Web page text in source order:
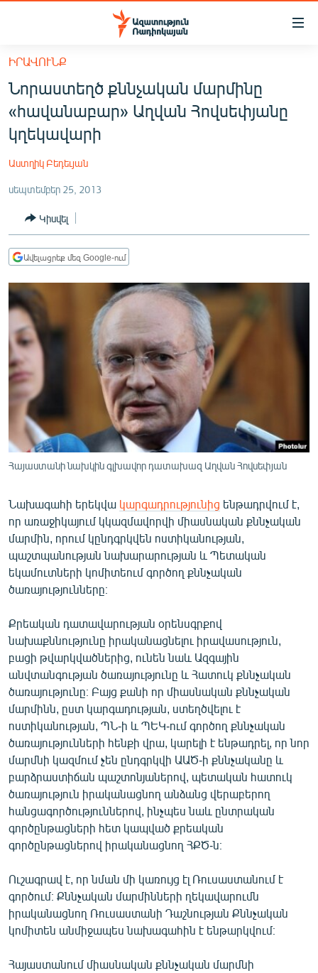
Մատչելիության
հիմնական
բովանդակությանը
Անցնել
հիմնական
մենյուին
ՀԱՅԱՍՏԱՆ
ՔԱՂԱՔԱԿԱՆ
ՏՆՏԵՍՈՒԹՅՈՒՆ
ՂԱՐԱԲԱՂ
ՏԱՐԱԾԱՇՐՋԱՆ
ՄԻՋԱԶԳԱՅԻՆ
ՄՇԱԿՈՒՅԹ
ՍՊՈՐՏ
ՄԵԿՆԱԲԱՆՈՒԹՅՈՒՆ
ՏՏ ԵՒ ԻՆՏԵՐՆԵՏ
ՏԵՍԱՆՅՈՒԹԵՐ
ԲԱՆԱՎԵՃ
ՁԳՏԵԼՈՎ ԼԱՎԱԳՈՒՅՆԻՆ
ՓՈԴՔԱՍԹ
Հայերեն
English
Русский
ՀԵՏԵՎԵՔ ՄԵԶ
«Ազատության» բոլոր կայքերը
ԻՐԱՎՈՒՆՔ
Նորաստեղծ քննչական մարմինը
«հավանաբար» Աղվան Հովսեփյանը
կղեկավարի
Աստղիկ Բեդեւյան
սեպտեմբեր 25, 2013
Կիսվել
Ավելացրեք մեզ Google-ում
Հայաստանի նախկին գլխավոր դատախազ Աղվան Հովսեփյան
Նախագահի երեկվա կարգադրությունից ենթադրվում է,
որ առաջիկայում կկազմավորվի միասնական քննչական
մարմին, որում կընդգրկվեն ոստիկանության,
պաշտպանության նախարարության և Պետական
եկամուտների կոմիտեում գործող քննչական
ծառայությունները։
Քրեական դատավարության օրենսգրքով
նախաքննությունը իրականացնելու իրավասություն,
բացի թվարկվածներից, ունեն նաև Ազգային
անվտանգության ծառայությունը և Հատուկ քննչական
ծառայությունը։ Բայց քանի որ միասնական քննչական
մարմինն, ըստ կարգադության, ստեղծվելու է
ոստիկանության, ՊՆ-ի և ՊԵԿ-ում գործող քննչական
ծառայությունների հենքի վրա, կարելի է ենթադրել, որ նոր
մարմնի կազմում չեն ընդգրկվի ԱԱԾ-ի քննչականը և
բարձրաստիճան պաշտոնյաներով, պետական հատուկ
ծառայություն իրականացնող անձանց վերաբերող
հանցագործություններով, ինչպես նաև ընտրական
գործընթացների հետ կապված քրեական
գործընթացներով իրականացնող ՀՔԾ-ն։
Ուշագրավ է, որ նման մի կառույց էլ Ռուսաստանում է
գործում։ Քննչական մարմինների ղեկավարումն
իրականացնող Ռուսաստանի Դաշնության Քննչական
կոմիտեն անմիջապես նախագահին է ենթարկվում։
Հայաստանում միասնական քննչական մարմնի